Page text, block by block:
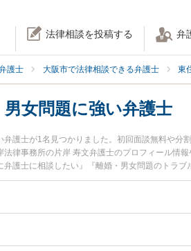
法律相談を投稿する 弁
護士 大阪市で法律相談できる弁護士 東
女問題に強い弁護士
護士が1名見つかりました。初回面談無料や
律事務所の片岸 寿文弁護士のプロフィール情
護士に相談したい』『離婚・男女問題のトラ
談予約したい』などでお困りの相談者さんにお